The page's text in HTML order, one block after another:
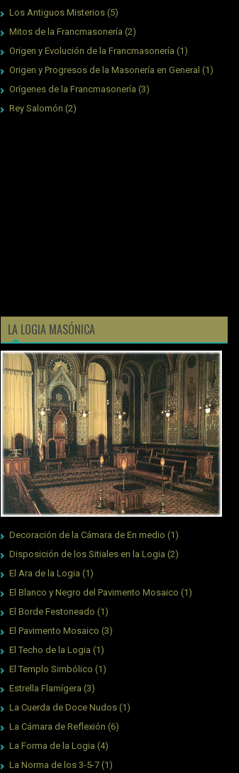
Los Antiguos Misterios (5)
Mitos de la Francmasonería (2)
Origen y Evolución de la Francmasonería (1)
Origen y Progresos de la Masonería en General (1)
Orígenes de la Francmasonería (3)
Rey Salomón (2)
LA LOGIA MASÓNICA
Decoración de la Cámara de En medio (1)
Disposición de los Sitiales en la Logia (2)
El Ara de la Logia (1)
El Blanco y Negro del Pavimento Mosaico (1)
El Borde Festoneado (1)
El Pavimento Mosaico (3)
El Techo de la Logia (1)
El Templo Simbólico (1)
Estrella Flamígera (3)
La Cuerda de Doce Nudos (1)
La Cámara de Reflexión (6)
La Forma de la Logia (4)
La Norma de los 3-5-7 (1)